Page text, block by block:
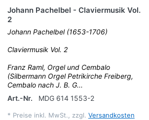
Johann Pachelbel - Claviermusik Vol.
2
Johann Pachelbel (1653-1706)
Claviermusik Vol. 2
Franz Raml, Orgel und Cembalo
(Silbermann Orgel Petrikirche Freiberg,
Cembalo nach J. B. G...
Art.-Nr.
MDG 614 1553-2
* Preise inkl. MwSt., zzgl. Versandkosten